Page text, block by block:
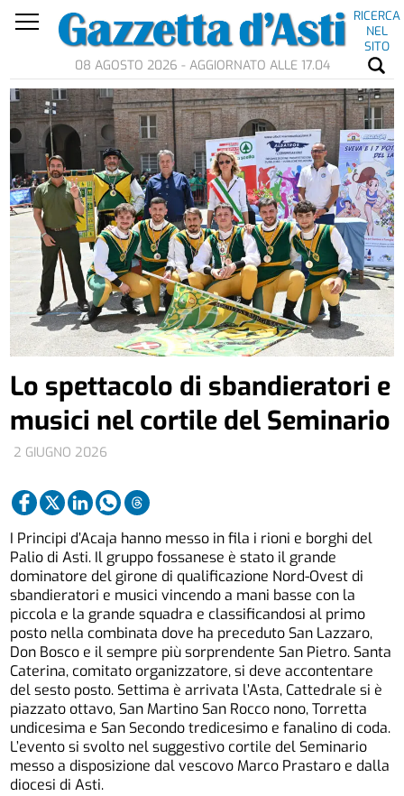
RICERCA
NEL
SITO
08 AGOSTO 2026 - AGGIORNATO ALLE 17.04
2 GIUGNO 2026
Lo spettacolo di sbandieratori e
musici nel cortile del Seminario
I Principi d’Acaja hanno messo in fila i rioni e borghi del
Palio di Asti. Il gruppo fossanese è stato il grande
dominatore del girone di qualificazione Nord-Ovest di
sbandieratori e musici vincendo a mani basse con la
piccola e la grande squadra e classificandosi al primo
posto nella combinata dove ha preceduto San Lazzaro,
Don Bosco e il sempre più sorprendente San Pietro. Santa
Caterina, comitato organizzatore, si deve accontentare
del sesto posto. Settima è arrivata l’Asta, Cattedrale si è
piazzato ottavo, San Martino San Rocco nono, Torretta
undicesima e San Secondo tredicesimo e fanalino di coda.
L’evento si svolto nel suggestivo cortile del Seminario
messo a disposizione dal vescovo Marco Prastaro e dalla
diocesi di Asti.